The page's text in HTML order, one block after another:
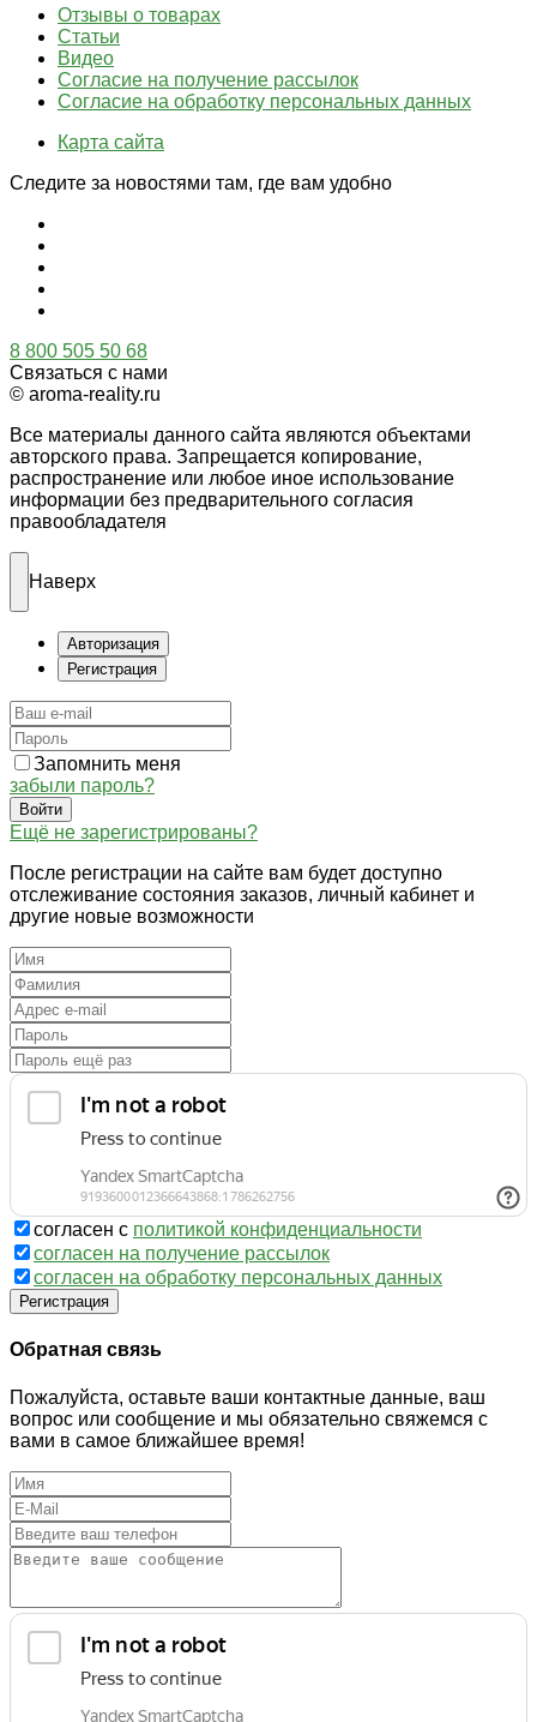
Отзывы о товарах
Статьи
Видео
Согласие на получение рассылок
Согласие на обработку персональных данных
Карта сайта
Следите за новостями там, где вам удобно
8 800 505 50 68
Связаться с нами
© aroma-reality.ru
Все материалы данного сайта являются объектами
авторского права. Запрещается копирование,
распространение или любое иное использование
информации без предварительного согласия
правообладателя
Наверх
Авторизация
Регистрация
Запомнить меня
забыли пароль?
Войти
Ещё не зарегистрированы?
После регистрации на сайте вам будет доступно
отслеживание состояния заказов, личный кабинет и
другие новые возможности
согласен с политикой конфиденциальности
согласен на получение рассылок
согласен на обработку персональных данных
Регистрация
Обратная связь
Пожалуйста, оставьте ваши контактные данные, ваш
вопрос или сообщение и мы обязательно свяжемся с
вами в самое ближайшее время!